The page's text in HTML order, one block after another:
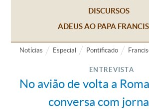
DISCURSOS
ADEUS AO PAPA
Notícias Especial Pontificado
ENTREVISTA
No avião de volta a
conversa com